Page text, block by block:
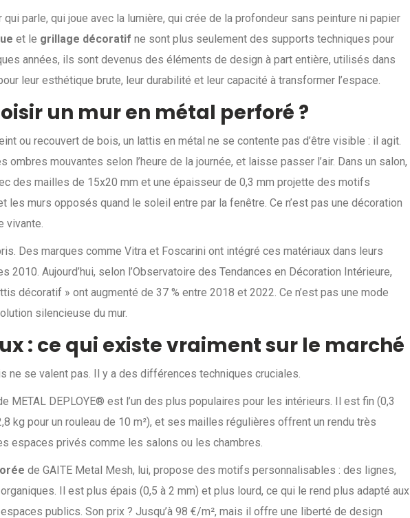
qui parle, qui joue avec la lumière, qui crée de la profondeur sans peinture ni papier
et le grillage décoratif ne sont plus seulement des supports techniques pour
années, ils sont devenus des éléments de design à part entière, utilisés dans
leur esthétique brute, leur durabilité et leur capacité à transformer l’espace.
un mur en métal perforé ?
ou recouvert de bois, un lattis en métal ne se contente pas d’être visible : il agit.
ombres mouvantes selon l’heure de la journée, et laisse passer l’air. Dans un salon,
des mailles de 15x20 mm et une épaisseur de 0,3 mm projette des motifs
les murs opposés quand le soleil entre par la fenêtre. Ce n’est pas une décoration
vivante.
Des marques comme Vitra et Foscarini ont intégré ces matériaux dans leurs
2010. Aujourd’hui, selon l’Observatoire des Tendances en Décoration Intérieure,
décoratif » ont augmenté de 37 % entre 2018 et 2022. Ce n’est pas une mode
silencieuse du mur.
: ce qui existe vraiment sur le marché
ne se valent pas. Il y a des différences techniques cruciales.
METAL DEPLOYE® est l’un des plus populaires pour les intérieurs. Il est fin (0,3
kg pour un rouleau de 10 m²), et ses mailles régulières offrent un rendu très
espaces privés comme les salons ou les chambres.
de GAITE Metal Mesh, lui, propose des motifs personnalisables : des lignes,
Il est plus épais (0,5 à 2 mm) et plus lourd, ce qui le rend plus adapté aux
publics. Son prix ? Jusqu’à 98 €/m², mais il offre une liberté de design